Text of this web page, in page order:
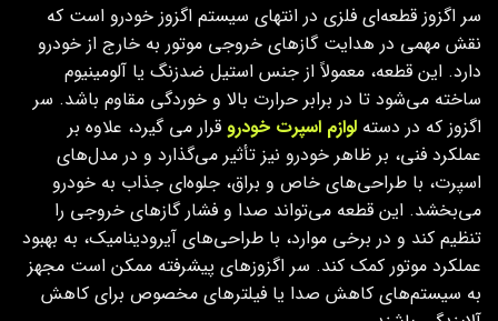
سر اگزوز قطعه‌ای فلزی در انتهای سیستم اگزوز خودرو است که
نقش مهمی در هدایت گازهای خروجی موتور به خارج از خودرو
دارد. این قطعه، معمولاً از جنس استیل ضدزنگ یا آلومینیوم
ساخته می‌شود تا در برابر حرارت بالا و خوردگی مقاوم باشد. سر
اگزوز که در دسته لوازم اسپرت خودرو قرار می گیرد، علاوه بر
عملکرد فنی، بر ظاهر خودرو نیز تأثیر می‌گذارد و در مدل‌های
اسپرت، با طراحی‌های خاص و براق، جلوه‌ای جذاب به خودرو
می‌بخشد. این قطعه می‌تواند صدا و فشار گازهای خروجی را
تنظیم کند و در برخی موارد، با طراحی‌های آیرودینامیک، به بهبود
عملکرد موتور کمک کند. سر اگزوزهای پیشرفته ممکن است مجهز
به سیستم‌های کاهش صدا یا فیلترهای مخصوص برای کاهش